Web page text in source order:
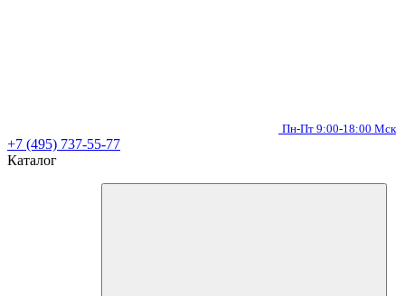
Пн-Пт 9:00-18:00 Мск
+7 (495) 737-55-77
Каталог